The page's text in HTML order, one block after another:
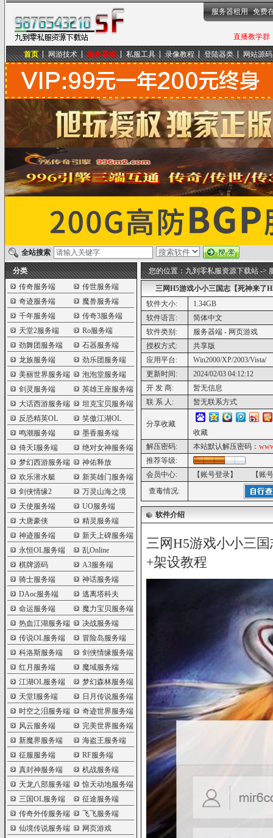
九到零私服资源下载站
直播教学群
服务器租用 免费
首页 网游技术 服务器端 私服工具 录像教程 登陆器类 网站源码
全站搜索
分类
传奇服务端
传世服务端
奇迹服务端
魔兽服务端
千年服务端
传奇3服务端
天堂2服务端
Ro服务端
劲舞团服务端
石器服务端
龙族服务端
劲乐团服务端
美丽世界服务端
泡泡堂服务端
剑灵服务端
英雄王座服务端
大话西游服务端
坦克宝贝服务端
反恐精英OL
笑傲江湖OL
鸣潮服务端
墨香服务端
倚天I服务端
绝对女神服务端
梦幻西游服务端
神佑释放
欢乐潜水艇
新英雄门服务端
剑侠情缘2
万灵山海之境
天使服务端
UO服务端
大唐豪侠
精灵服务端
神迹服务端
新天上碑服务端
永恒OL服务端
乱Online
棋牌源码
A3服务端
骑士服务端
神话服务端
DAoc服务端
逃离塔科夫
命运服务端
魔力宝贝服务端
热血江湖服务端
决战服务端
传说OL服务端
冒险岛服务端
科洛斯服务端
剑侠情缘服务端
红月服务端
魔域服务端
江湖OL服务端
梦幻森林服务端
天堂I服务端
日月传说服务端
时空之泪服务端
奇迹世界服务端
风云服务端
完美世界服务端
新魔界服务端
海盗王服务端
征服服务端
RF服务端
真封神服务端
机战服务端
天龙八部服务端
惊天动地服务端
三国OL服务端
征途服务端
传奇外传服务端
飞飞服务端
仙境传说服务端
网页游戏
您的位置：九到零私服资源下载站->
三网H5游戏小小三国志【死神来了
软件大小:
1.34GB
软件语言:
简体中文
软件类别:
服务器端 - 网页游戏
授权方式:
共享版
应用平台:
Win2000/XP/2003/Vista/
更新时间:
2024/02/03 04:12:12
开 发 商:
暂无信息
联 系 人:
暂无联系方式
分享收藏
收藏
解压密码:
本站默认解压密码：
推荐等级:
会员中心:
【账号登录】
【账
查毒情况:
软件介绍
三网H5游戏小小三
+架设教程